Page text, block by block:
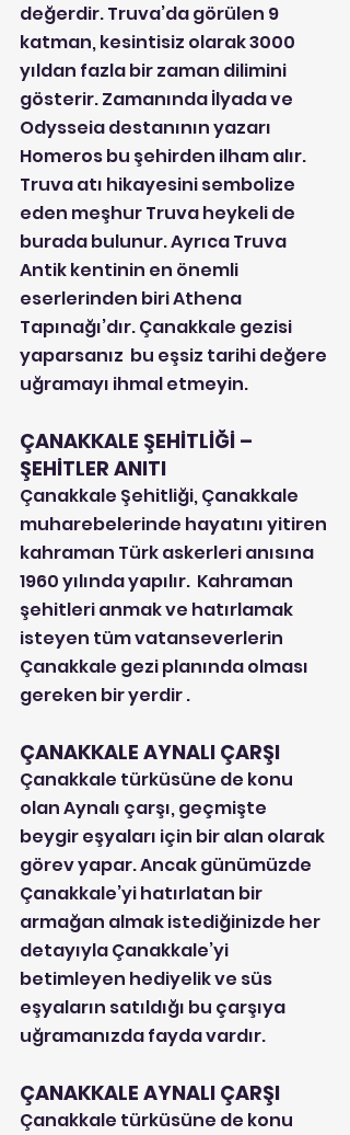
değerdir. Truva’da görülen 9
katman, kesintisiz olarak 3000
yıldan fazla bir zaman dilimini
gösterir. Zamanında İlyada ve
Odysseia destanının yazarı
Homeros bu şehirden ilham alır.
Truva atı hikayesini sembolize
eden meşhur Truva heykeli de
burada bulunur. Ayrıca Truva
Antik kentinin en önemli
eserlerinden biri Athena
Tapınağı’dır. Çanakkale gezisi
yaparsanız  bu eşsiz tarihi değere
uğramayı ihmal etmeyin.
ÇANAKKALE ŞEHİTLİĞİ –
ŞEHİTLER ANITI
Çanakkale Şehitliği, Çanakkale
muharebelerinde hayatını yitiren
kahraman Türk askerleri anısına
1960 yılında yapılır.  Kahraman
şehitleri anmak ve hatırlamak
isteyen tüm vatanseverlerin
Çanakkale gezi planında olması
gereken bir yerdir .
ÇANAKKALE AYNALI ÇARŞI
Çanakkale türküsüne de konu
olan Aynalı çarşı, geçmişte
beygir eşyaları için bir alan olarak
görev yapar. Ancak günümüzde
Çanakkale’yi hatırlatan bir
armağan almak istediğinizde her
detayıyla Çanakkale’yi
betimleyen hediyelik ve süs
eşyaların satıldığı bu çarşıya
uğramanızda fayda vardır.
ÇANAKKALE AYNALI ÇARŞI
Çanakkale türküsüne de konu